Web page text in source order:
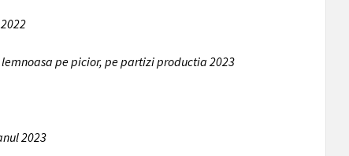
pe picior, pe partizi productia 2023
2023